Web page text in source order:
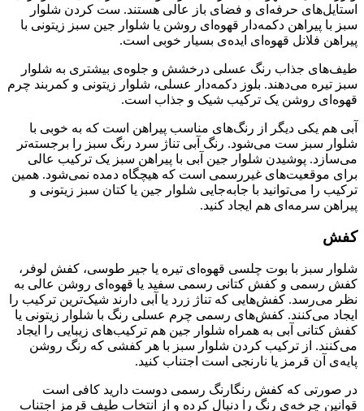
استایل‌های حرفه‌ای و فضای باز عالی هستند. ست کردن شلوار
سبز با پیراهن دکمه‌دار قهوه‌ای روشن یا شلوار جین سبز زیتونی با
پیراهن فلانل قهوه‌ای ایده‌ی بسیار خوبی است.
طیف‌های جذاب رنگ عسلی درخشش و جلوه‌ی بیشتری به شلوار
سبز تیره می‌دهند. بلوز دکمه‌دار عسلی، شلوار زیتونی و کمربند چرم
قهوه‌ای روشن یک ترکیب شیک و جذاب است.
آبی هم یکی دیگر از رنگ‌های مناسب پیراهن است که به خوبی با
شلوار سبز ست می‌شود. رنگ آبی تناژ سرد رنگ سبز را برجسته‌تر
می‌سازد. پوشیدن شلوار جین آبی با پیراهن سبز یک ترکیب عالی
برای موقعیت‌های غیررسمی است که هیچگاه دمده نمی‌شود. همین
ترکیب را می‌توانید با جابه‌جایی شلوار جین یا کتان سبز زیتونی و
پیراهن سرمه‌ای هم ایجاد کنید.
کفش
شلوار سبز با بوت چلسی قهوه‌ای تیره یا جیر طوسی، کفش لوفر،
کفش رسمی و کفش کتانی رسمی سفید یا قهوه‌ای روشن عالی به
نظر می‌رسد. کفش‌هایی که تناژ زرد یا آبی دارند شیک‌ترین ترکیب را
ایجاد می‌کنند. کفش‌های رسمی چرم عسلی رنگ با شلوار زیتونی یا
کفش کتانی آبی به همراه شلوار جین هم ترکیب‌های زیبایی را ایجاد
می‌کنند. از ترکیب کردن شلوار سبز با هر کفشی که رنگ روشن
پایه‌ی آن قرمز یا نارنجی است اجتناب کنید.
در صورتی که کفش رنگارنگ رسمی دوست دارید کافی است
قوانین چرخه‌ی رنگ را دنبال کرده و از انتخاب طیف قرمز اجتناب